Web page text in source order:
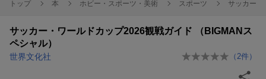
トップ 本 ホビー・スポーツ・美術 スポーツ サッカー
サッカー・ワールドカップ2026観戦ガイド （BIGMANス
ペシャル）
世界文化社 （ 2件）